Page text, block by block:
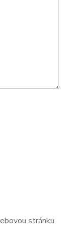
stránku